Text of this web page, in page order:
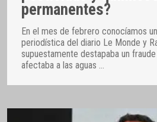
permanentes?
En el mes de febrero conocíamos
periodística del diario Le Monde y
supuestamente destapaba un
afectaba a las aguas …